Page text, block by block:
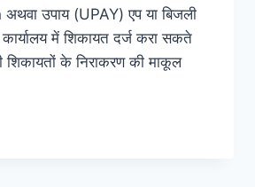
उपाय (UPAY) एप या बिजली
में शिकायत दर्ज करा सकते
के निराकरण की माकूल